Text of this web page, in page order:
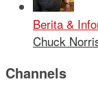
Berita &
Chuck
Channels